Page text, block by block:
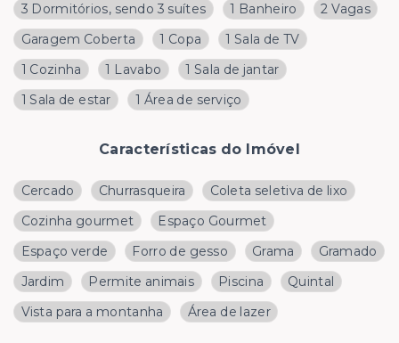
3 Dormitórios, sendo 3 suítes 1 Banheiro
2 Vagas
Garagem Coberta
1 Copa
1 Sala de TV
1 Cozinha
1 Lavabo
1 Sala de jantar
1 Sala de estar
1 Área de serviço
Características do Imóvel
Cercado Churrasqueira
Coleta seletiva de lixo
Cozinha gourmet
Espaço Gourmet
Espaço verde
Forro de gesso Grama
Gramado
Jardim
Permite animais Piscina
Quintal
Vista para a montanha
Área de lazer